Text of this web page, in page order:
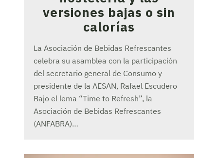
versiones bajas o sin
calorías
La Asociación de Bebidas Refrescantes
celebra su asamblea con la participación
del secretario general de Consumo y
presidente de la AESAN, Rafael Escudero
Bajo el lema “Time to Refresh”, la
Asociación de Bebidas Refrescantes
(ANFABRA)…